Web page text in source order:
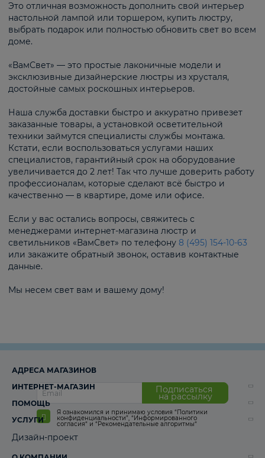
Это отличная возможность дополнить свой интерьер
настольной лампой или торшером, купить люстру,
выбрать подарок или полностью обновить свет во всем
доме.
«ВамСвет» — это простые лаконичные модели и
эксклюзивные дизайнерские люстры из хрусталя,
достойные самых роскошных интерьеров.
Наша служба доставки быстро и аккуратно привезет
заказанные товары, а установкой осветительной
техники займутся специалисты службы монтажа.
Кстати, если воспользоваться услугами наших
специалистов, гарантийный срок на оборудование
увеличивается до 2 лет! Так что лучше доверить работу
профессионалам, которые сделают всё быстро и
качественно — в квартире, доме или офисе.
Если у вас остались вопросы, свяжитесь с
менеджерами интернет-магазина люстр и
светильников «ВамСвет» по телефону 8 (495) 154-10-63
или закажите обратный звонок, оставив контактные
данные.
Мы несем свет вам и вашему дому!
Подписаться
на рассылку
Я ознакомился и принимаю условия “Политики
конфиденциальности”, “Информированного
согласия“ и “Рекомендательные алгоритмы“
АДРЕСА МАГАЗИНОВ
ИНТЕРНЕТ-МАГАЗИН
ПОМОЩЬ
УСЛУГИ
Дизайн-проект